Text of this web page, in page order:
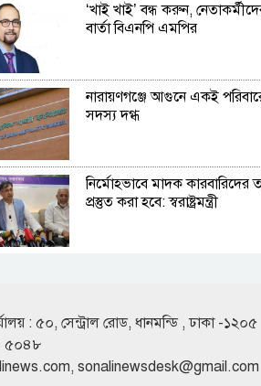
‘খাই খাই’ বন্ধ করুন,
বার্তা বিএনপি এমপির
নারায়ণগঞ্জে আগুনে একই
সদস্য দগ্ধ
নির্মোহভাবে মাদক কারবারিদের
প্রস্তুত করা হবে: স্বরাষ্ট্রমন্ত্রী
ফেরিতে উঠতে গিয়ে নদীতে
লাখ টাকার গরু নিহত
: ৫০, সেন্ট্রাল রোড, ধানমন্ডি , ঢাকা -১২০৫
৫০৪৮
, sonalinewsdesk@gmail.com